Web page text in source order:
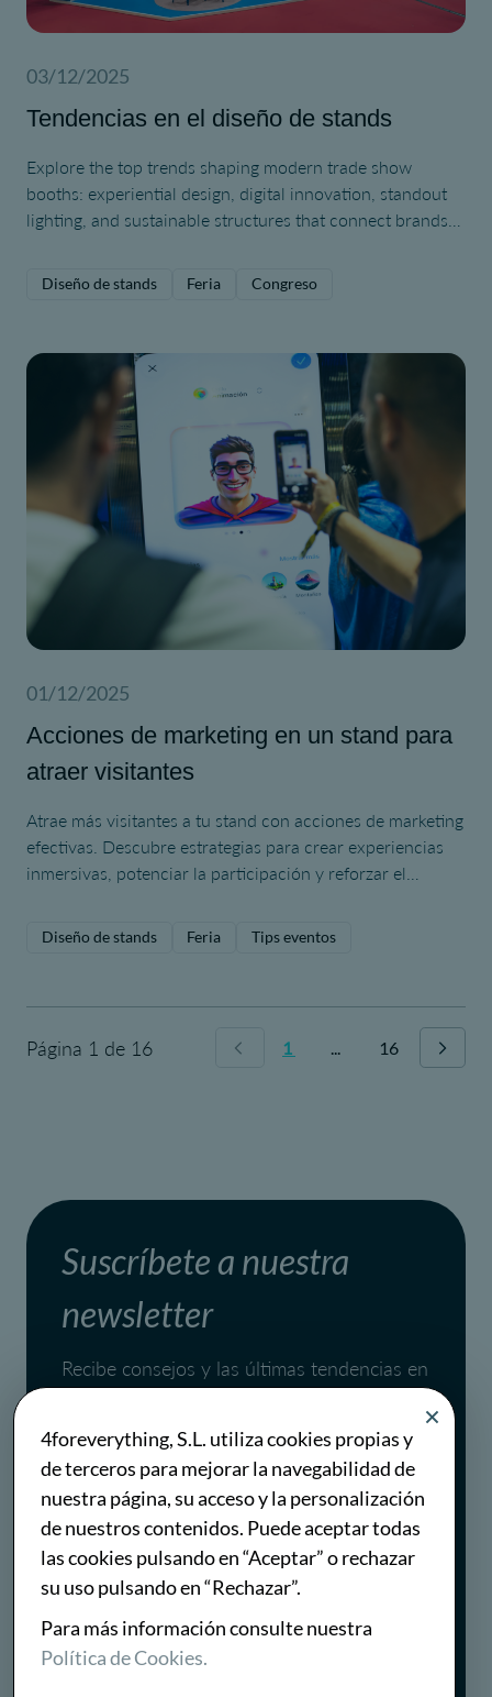
4foreverything, S.L. utiliza cookies propias y
de terceros para mejorar la navegabilidad de
nuestra página, su acceso y la personalización
de nuestros contenidos. Puede aceptar todas
las cookies pulsando en “Aceptar” o rechazar
su uso pulsando en “Rechazar”.
Para más información consulte nuestra
Política de Cookies.
03/12/2025
Tendencias en el diseño de stands
Explore the top trends shaping modern trade show
booths: experiential design, digital innovation, standout
lighting, and sustainable structures that connect brands
Diseño de stands Feria Congreso
01/12/2025
Acciones de marketing en un stand para
atraer visitantes
Atrae más visitantes a tu stand con acciones de marketing
efectivas. Descubre estrategias para crear experiencias
inmersivas, potenciar la participación y reforzar el
Diseño de stands Feria Tips eventos
Página 1 de 16 1 ... 16
Suscríbete a nuestra
newsletter
Recibe consejos y las últimas tendencias en
Al suscribirte, aceptas lapolítica de privacidad.
Puedes darte de baja en cualquier momento.
Suscribirse